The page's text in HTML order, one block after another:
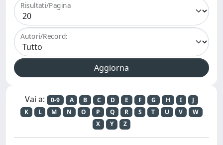
Risultati/Pagina
Autori/Record:
Vai a: 0-9 A B C D E F G H I
J
K
L M N O P Q R S T U V
W
X
Y Z